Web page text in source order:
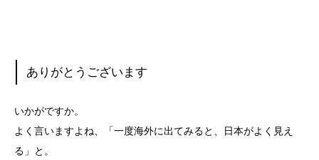
ありがと うございます
いかがですか。
よく言いますよね、「一度海外に出てみると、日本がよく見え
る」と。